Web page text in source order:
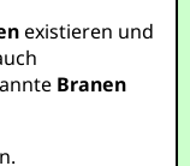
existieren und
Branen